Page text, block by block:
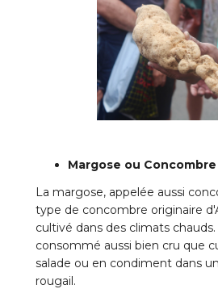
Margose ou
La margose, appelée aussi
type de concombre originaire
cultivé dans des climats
consommé aussi bien cru que
salade ou en condiment dans
rougail.